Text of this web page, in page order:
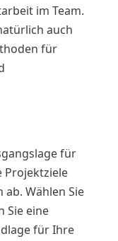
im Team.
auch
für
für
Projektziele
Wählen Sie
Sie eine
für Ihre